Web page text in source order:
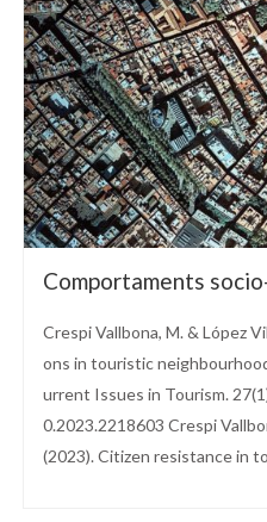
Comportaments
Crespi Vallbona, M. & López
ons in touristic
urrent Issues in Tourism.
0.2023.2218603 Crespi
(2023). Citizen resistance in